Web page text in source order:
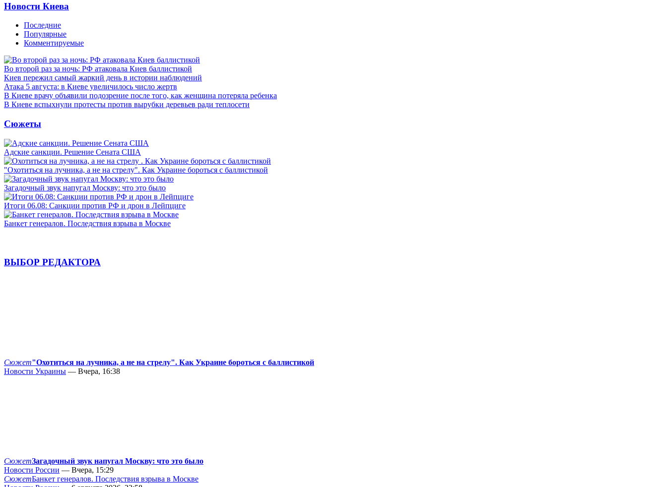
Новости Киева
Последние
Популярные
Комментируемые
Во второй раз за ночь: РФ атаковала Киев баллистикой
Киев пережил самый жаркий день в истории наблюдений
Атака 5 августа: в Киеве увеличилось число жертв
В Киеве врачу объявили подозрение после того, как женщина потеряла ребенка
В Киеве вспыхнули протесты против вырубки деревьев ради теплосети
Сюжеты
Адские санкции. Решение Сената США
"Охотиться на лучника, а не на стрелу". Как Украине бороться с баллистикой
Загадочный звук напугал Москву: что это было
Итоги 06.08: Санкции против РФ и дрон в Лейпциге
Банкет генералов. Последствия взрыва в Москве
ВЫБОР РЕДАКТОРА
Сюжет"Охотиться на лучника, а не на стрелу". Как Украине бороться с баллистикой
Новости Украины — Вчера, 16:38
СюжетЗагадочный звук напугал Москву: что это было
Новости России — Вчера, 15:29
СюжетБанкет генералов. Последствия взрыва в Москве